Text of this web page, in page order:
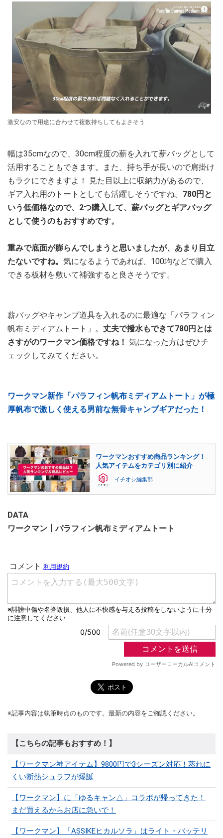
激安なので用途に合わせて複数持ちしてもよさそう
幅は35cmなので、30cm程度の薪を入れて薪バッグとして
活用することもできます。また、持ち手が長いので肩掛け
もラクにできますよ！ 見た目以上に収納力があるので、
ギア入れ用のトートとしても活躍しそうですね。 780円と
いう低価格なので、2つ購入して、薪バッグとギアバッグ
として使うのもおすすめです。
重みで底面が膨らんでしまうと思いましたが、あまり目立
たないですね。 気になるようであれば、100均などで購入
できる板材を敷いて補強すると良さそうです。
薪バッグやキャンプ道具を入れるのに最適な「パラフィン
帆布ミディアムトート」。 丈夫で撥水もできて780円とは
さすがのワークマン価格ですね！ 気になった方はぜひチ
ェックしてみてください。
ワークマン新作「パラフィン帆布ミディアムトート」が極
厚帆布で激しく使える男前な無骨キャンプギアだった！
ワークマンおすすめ商品ランキング！
人気アイテムをカテゴリ別に紹介
イチオシ編集部
DATA
ワークマン┃パラフィン帆布ミディアムトート
※記事内容は執筆時点のものです。最新の内容をご確認ください。
【こちらの記事もおすすめ！】
【ワークマン神アイテム】9800円で3シーズン対応！蒸れに
くい断熱シュラフが爆誕
【ワークマン】に「ゆるキャン△」コラボが帰ってきた！
まだ買えるからお店に急いで！
【ワークマン】「ASSIKEヒカルソラ」はライト・バッテリ